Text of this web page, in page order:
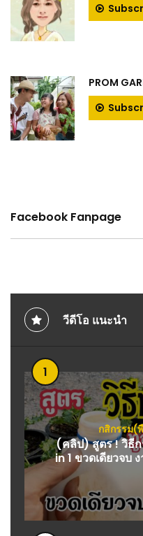
PROM
Facebook Fanpage
วีดีโอ แนะนำ
1
กสิกรรม(
(คลิป) สูตร ! วิธี
in 1 ขวดเดียวจบ